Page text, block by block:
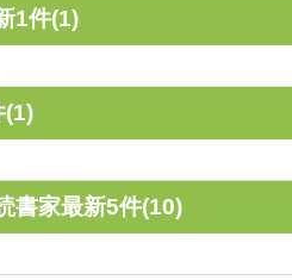
1件(1)
(1)
書家最新5件(10)